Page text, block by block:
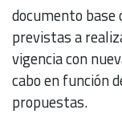
documento base
previstas a
vigencia con
cabo en función
propuestas.